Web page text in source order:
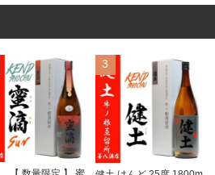
3